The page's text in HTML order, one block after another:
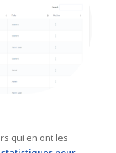
qui en ont les